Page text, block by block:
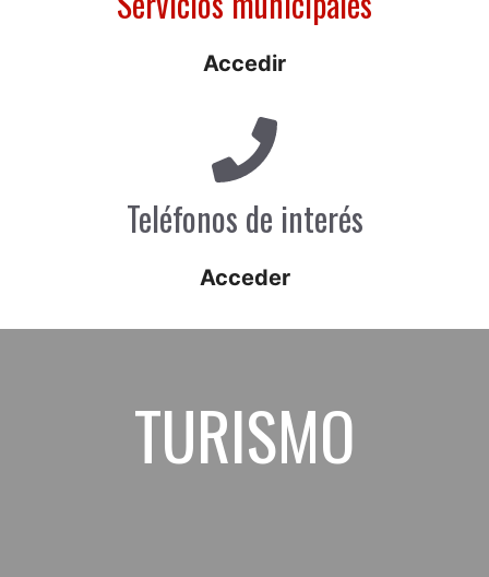
Accedir
Teléfonos de interés
Acceder
TURISMO